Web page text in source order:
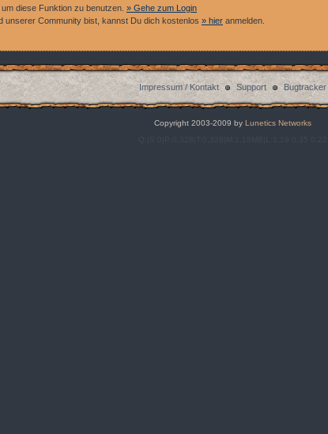
diese Funktion zu benutzen. » Gehe zum Login
unserer Community bist, kannst Du dich kostenlos » hier anmelden.
Impressum / Kontakt Support Bugtracker
Copyright 2003-2009 byLunetics Networks